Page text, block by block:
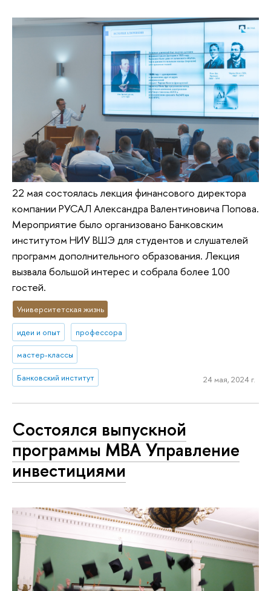
22 мая состоялась лекция финансового директора
компании РУСАЛ Александра Валентиновича Попова.
Мероприятие было организовано Банковским
институтом НИУ ВШЭ для студентов и слушателей
программ дополнительного образования. Лекция
вызвала большой интерес и собрала более 100
гостей.
Университетская жизнь
идеи и опыт профессора
мастер-классы
Банковский институт 24 мая, 2024 г.
Состоялся выпускной
программы MBA Управление
инвестициями